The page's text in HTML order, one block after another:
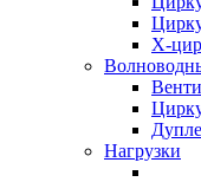
Х-
Нагрузки